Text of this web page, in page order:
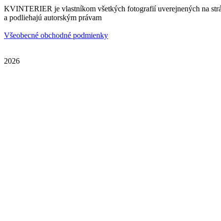
KVINTERIER je vlastníkom všetkých fotografií uverejnených na
a podliehajú autorským právam
Všeobecné obchodné podmienky
2026